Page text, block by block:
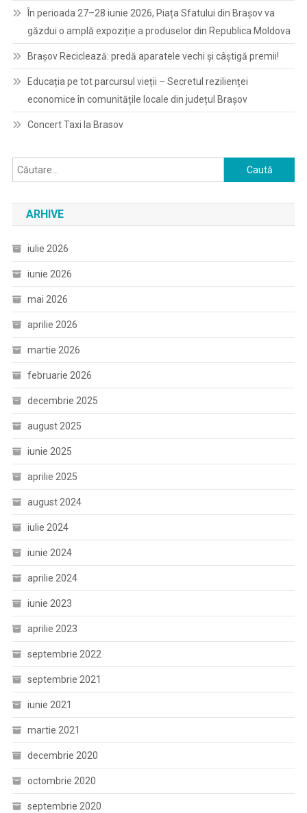
În perioada 27–28 iunie 2026, Piața Sfatului din Brașov va
găzdui o amplă expoziție a produselor din Republica Moldova
Brașov Reciclează: predă aparatele vechi și câștigă premii!
Educația pe tot parcursul vieții – Secretul rezilienței
economice în comunitățile locale din județul Brașov
Concert Taxi la Brasov
Caută
după:
ARHIVE
iulie 2026
iunie 2026
mai 2026
aprilie 2026
martie 2026
februarie 2026
decembrie 2025
august 2025
iunie 2025
aprilie 2025
august 2024
iulie 2024
iunie 2024
aprilie 2024
iunie 2023
aprilie 2023
septembrie 2022
septembrie 2021
iunie 2021
martie 2021
decembrie 2020
octombrie 2020
septembrie 2020